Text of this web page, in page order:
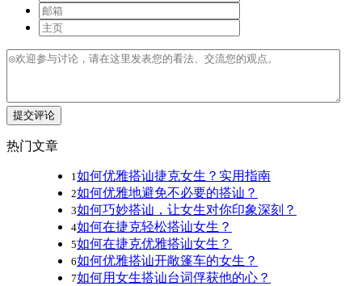
提交评论
热门文章
1 如何优雅搭讪捷克女生？实用指南
2如何优雅地避免不必要的搭讪？
3如何巧妙搭讪，让女生对你印象深刻？
4如何在捷克轻松搭讪女生？
5如何在捷克优雅搭讪女生？
6如何优雅搭讪开敞篷车的女生？
7如何用女生搭讪台词俘获他的心？